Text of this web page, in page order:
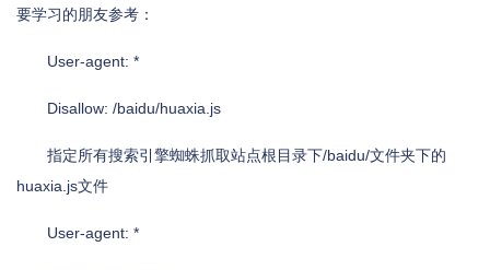
要学习的朋友参考：
User-agent: *
Disallow: /baidu/huaxia.js
指定所有搜索引擎蜘蛛抓取站点根目录下/baidu/文件夹下的
huaxia.js文件
User-agent: *